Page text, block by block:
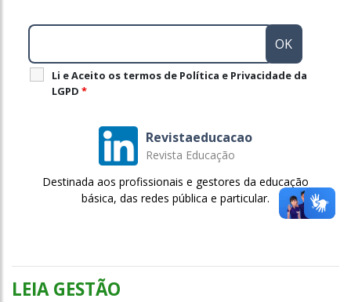
Li e Aceito os termos de Política e Privacidade da
LGPD *
Revistaeducacao
Revista Educação
Destinada aos profissionais e gestores da educação
básica, das redes pública e particular.
LEIA GESTÃO